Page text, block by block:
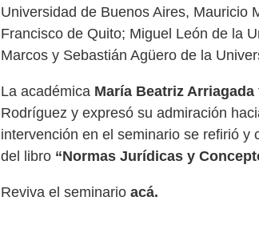
Universidad de Buenos Aires, Mauricio
Francisco de Quito; Miguel León de la
Marcos y Sebastián Agüero de la
La académica María Beatriz Arriagada
Rodríguez y expresó su admiración
intervención en el seminario se refirió
del libro“Normas Jurídicas y
Reviva el seminario acá.